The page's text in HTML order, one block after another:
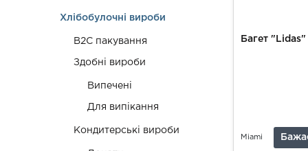
Хлібобулочні вироби
B2C пакування
Здобні вироби
Випечені
Для випікання
Кондитерські вироби
Багет "Lidas"
Miami